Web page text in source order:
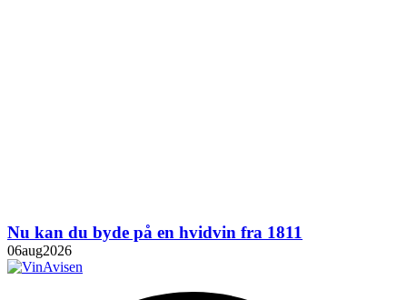
Nu kan du byde på en hvidvin fra 1811
06aug2026